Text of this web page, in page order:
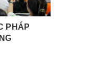
PHÁP